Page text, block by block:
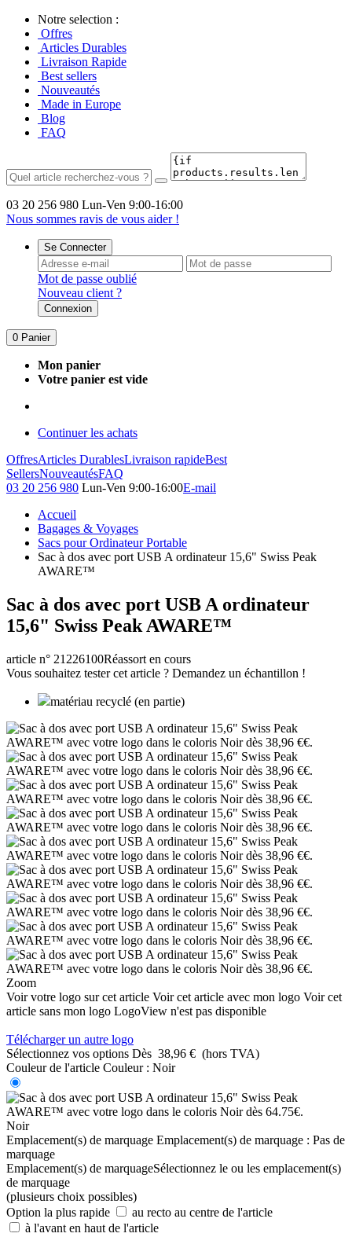
Notre selection :
Offres
Articles Durables
Livraison Rapide
Best sellers
Nouveautés
Made in Europe
Blog
FAQ
03 20 256 980 Lun-Ven 9:00-16:00
Nous sommes ravis de vous aider !
Se Connecter
Mot de passe oublié
Nouveau client ?
Connexion
0 Panier
Mon panier
Votre panier est vide
Continuer les achats
OffresArticles DurablesLivraison rapideBest
SellersNouveautésFAQ
03 20 256 980 Lun-Ven 9:00-16:00E-mail
Accueil
Bagages & Voyages
Sacs pour Ordinateur Portable
Sac à dos avec port USB A ordinateur 15,6" Swiss Peak
AWARE™
Sac à dos avec port USB A ordinateur
15,6" Swiss Peak AWARE™
article n° 21226100Réassort en cours
Vous souhaitez tester cet article ? Demandez un échantillon !
matériau recyclé (en partie)
Zoom
Voir votre logo sur cet article Voir cet article avec mon logo Voir cet
article sans mon logo LogoView n'est pas disponible
Télécharger un autre logo
Sélectionnez vos options Dès 38,96 € (hors TVA)
Couleur de l'article Couleur : Noir
Noir
Emplacement(s) de marquage Emplacement(s) de marquage : Pas de
marquage
Emplacement(s) de marquageSélectionnez le ou les emplacement(s)
de marquage
(plusieurs choix possibles)
Option la plus rapide
au recto au centre de l'article
à l'avant en haut de l'article